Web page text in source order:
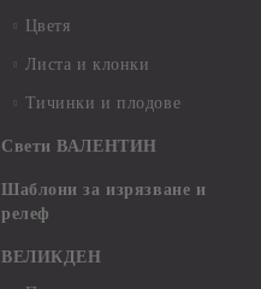
Цветя
Листа и клонки
Тичинки и плодове
Свети ВАЛЕНТИН
Шаблони за изрязване и
релеф
ВЕЛИКДЕН